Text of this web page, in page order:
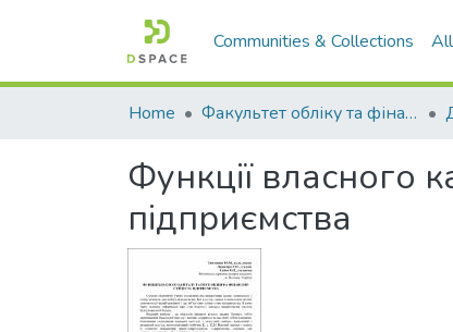
Communities & Collections
Home Факультет обліку та фінансів
Функції власного
підприємства